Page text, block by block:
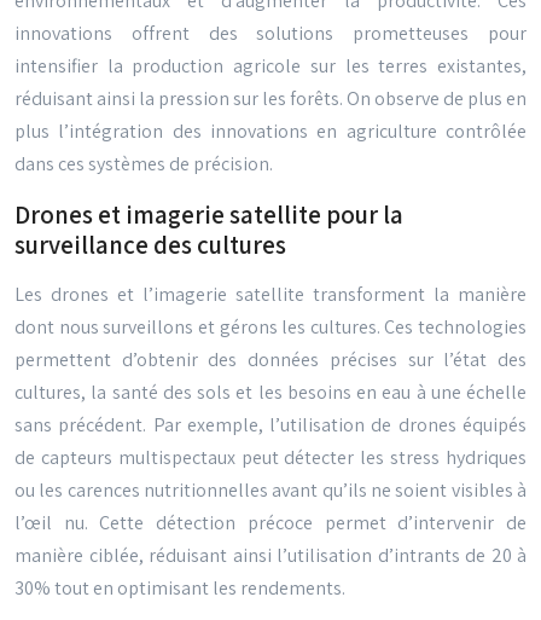
innovations offrent des solutions prometteuses pour
intensifier la production agricole sur les terres existantes,
réduisant ainsi la pression sur les forêts. On observe de plus en
plus l’intégration des innovations en agriculture contrôlée
dans ces systèmes de précision.
Drones et imagerie satellite pour la
surveillance des cultures
Les drones et l’imagerie satellite transforment la manière
dont nous surveillons et gérons les cultures. Ces technologies
permettent d’obtenir des données précises sur l’état des
cultures, la santé des sols et les besoins en eau à une échelle
sans précédent. Par exemple, l’utilisation de drones équipés
de capteurs multispectaux peut détecter les stress hydriques
ou les carences nutritionnelles avant qu’ils ne soient visibles à
l’œil nu. Cette détection précoce permet d’intervenir de
manière ciblée, réduisant ainsi l’utilisation d’intrants de 20 à
30% tout en optimisant les rendements.